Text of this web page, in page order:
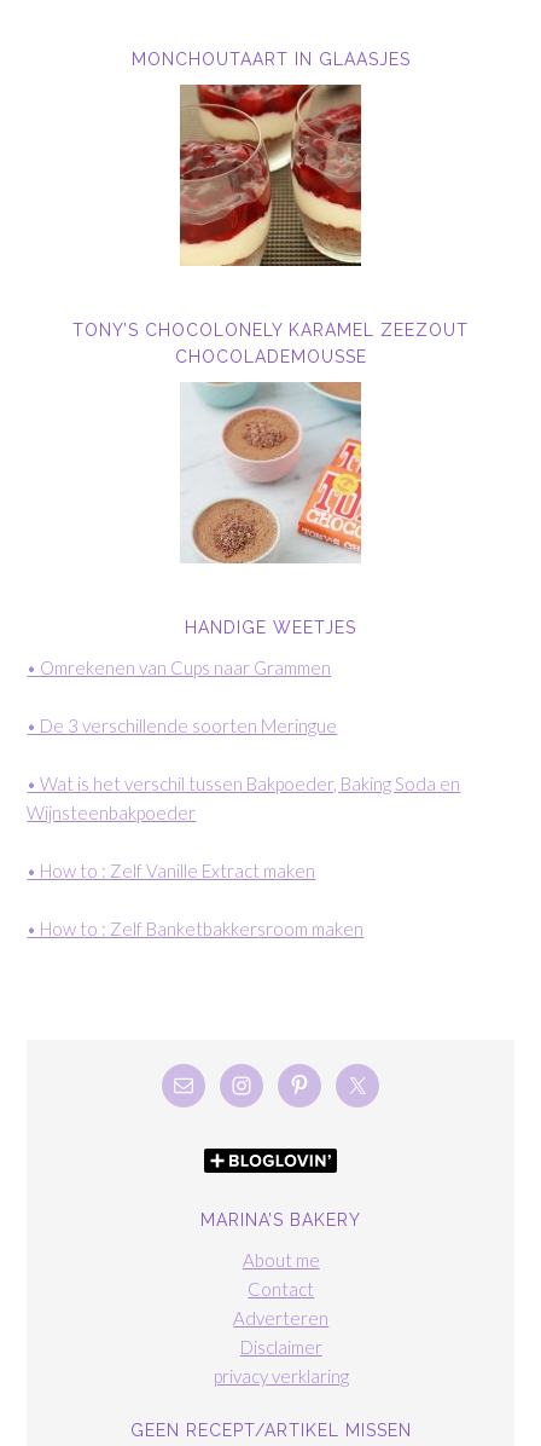
MONCHOUTAART IN GLAASJES
TONY’S CHOCOLONELY KARAMEL ZEEZOUT
CHOCOLADEMOUSSE
HANDIGE WEETJES
• Omrekenen van Cups naar Grammen
• De 3 verschillende soorten Meringue
• Wat is het verschil tussen Bakpoeder, Baking Soda en
Wijnsteenbakpoeder
• How to : Zelf Vanille Extract maken
• How to : Zelf Banketbakkersroom maken
MARINA’S BAKERY
About me
Contact
Adverteren
Disclaimer
privacy verklaring
GEEN RECEPT/ARTIKEL MISSEN